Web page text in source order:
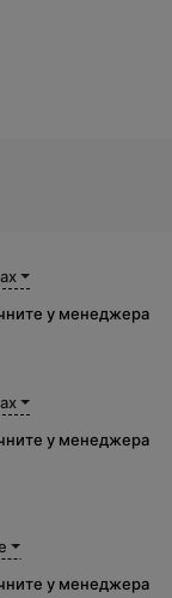
у менеджера
у менеджера
у менеджера